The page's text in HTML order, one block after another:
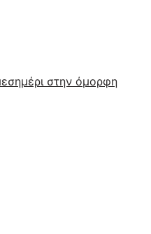
στην όμορφη